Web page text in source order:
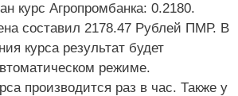
курс Агропромбанка: 0.2180.
составил 2178.47 Рублей ПМР. В
курса результат будет
режиме.
производится раз в час. Также у